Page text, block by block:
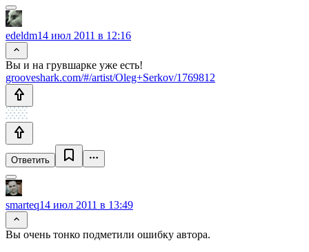
edeldm14 июл 2011 в 12:16
Вы и на грувшарке уже есть!
grooveshark.com/#/artist/Oleg+Serkov/1769812
Ответить
smarteq14 июл 2011 в 13:49
Вы очень тонко подметили ошибку автора.